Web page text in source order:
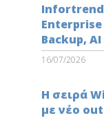
Infortrend
Backup,
16/07/2026
Η σειρά
με νέο